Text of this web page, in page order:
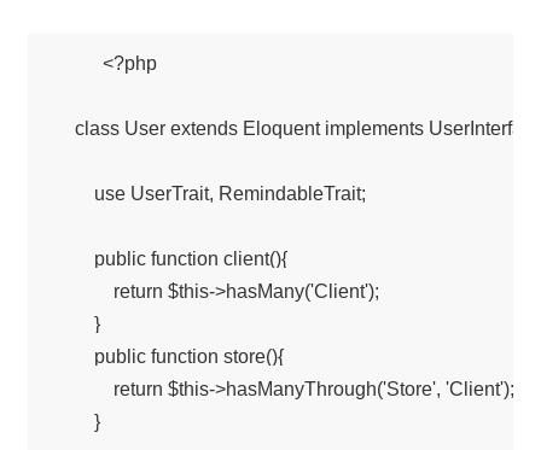
    <?php
class User extends Eloquent implements
        use UserTrait, RemindableTrait;
        public function client(){
            return $this->hasMany('Client');
        }
        public function store(){
            return $this->hasManyThrough('Store', 'Client');
        }